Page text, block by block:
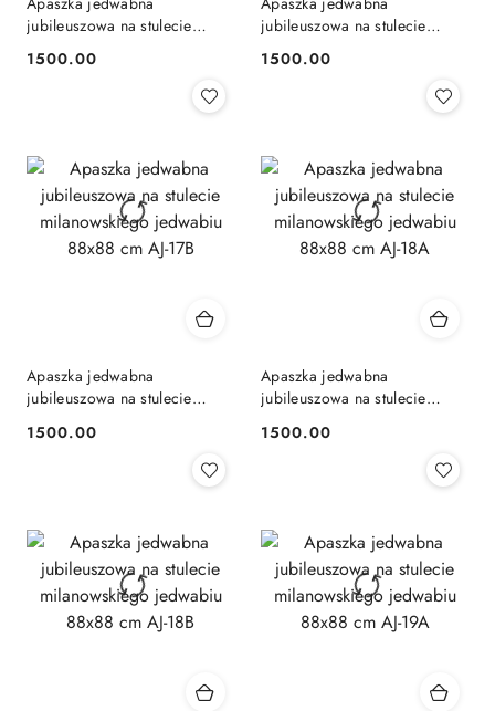
jubileuszowa na stulecie
88x88 cm AJ-16B
Cena:
1500.00
jubileuszowa na stulecie
88x88 cm AJ-17A
Cena:
1500.00
Apaszka jedwabna
jubileuszowa na stulecie
88x88 cm AJ-17B
Cena:
1500.00
Apaszka jedwabna
jubileuszowa na stulecie
88x88 cm AJ-18A
Cena:
1500.00